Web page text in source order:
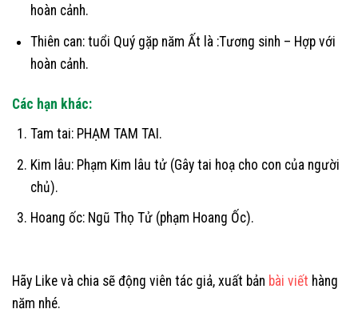
hoàn cảnh.
Thiên can: tuổi Quý gặp năm Ất là :Tương sinh – Hợp với
hoàn cảnh.
Các hạn khác:
Tam tai: PHẠM TAM TAI.
Kim lâu: Phạm Kim lâu tử (Gây tai hoạ cho con của người
chủ).
Hoang ốc: Ngũ Thọ Tử (phạm Hoang Ốc).
Hãy Like và chia sẽ động viên tác giả, xuất bản bài viết hàng
năm nhé.